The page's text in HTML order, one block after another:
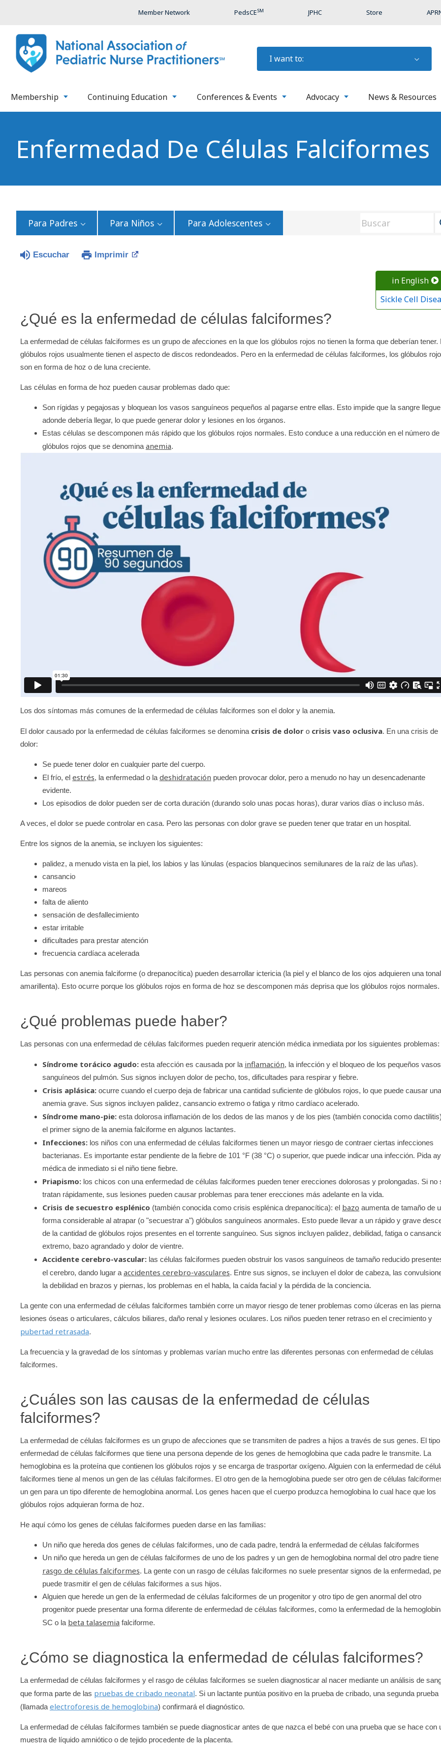
Member Network PedsCESM JPHC Store
I want to:
Membership Continuing Education Conferences & Events Advocacy News & Resources
Enfermedad De Células Falciformes
Para Padres Para Niños Para Adolescentes
Escuchar Imprimir
in English
Sickle Cell
¿Qué es la enfermedad de células falciformes?
La enfermedad de células falciformes es un grupo de afecciones en la que los glóbulos rojos no tienen la forma que deberían tener.
glóbulos rojos usualmente tienen el aspecto de discos redondeados. Pero en la enfermedad de células falciformes, los glóbulos
son en forma de hoz o de luna creciente.
Las células en forma de hoz pueden causar problemas dado que:
Son rígidas y pegajosas y bloquean los vasos sanguíneos pequeños al pagarse entre ellas. Esto impide que la sangre llegue
adonde debería llegar, lo que puede generar dolor y lesiones en los órganos.
Estas células se descomponen más rápido que los glóbulos rojos normales. Esto conduce a una reducción en el número de
glóbulos rojos que se denomina anemia.
Los dos síntomas más comunes de la enfermedad de células falciformes son el dolor y la anemia.
El dolor causado por la enfermedad de células falciformes se denomina crisis de dolor o crisis vaso oclusiva. En una crisis de
dolor:
Se puede tener dolor en cualquier parte del cuerpo.
El frío, el estrés, la enfermedad o la deshidratación pueden provocar dolor, pero a menudo no hay un desencadenante
evidente.
Los episodios de dolor pueden ser de corta duración (durando solo unas pocas horas), durar varios días o incluso más.
A veces, el dolor se puede controlar en casa. Pero las personas con dolor grave se pueden tener que tratar en un hospital.
Entre los signos de la anemia, se incluyen los siguientes:
palidez, a menudo vista en la piel, los labios y las lúnulas (espacios blanquecinos semilunares de la raíz de las uñas).
cansancio
mareos
falta de aliento
sensación de desfallecimiento
estar irritable
dificultades para prestar atención
frecuencia cardíaca acelerada
Las personas con anemia falciforme (o drepanocítica) pueden desarrollar ictericia (la piel y el blanco de los ojos adquieren una
amarillenta). Esto ocurre porque los glóbulos rojos en forma de hoz se descomponen más deprisa que los glóbulos rojos normales.
¿Qué problemas puede haber?
Las personas con una enfermedad de células falciformes pueden requerir atención médica inmediata por los siguientes problemas:
Síndrome torácico agudo: esta afección es causada por la inflamación, la infección y el bloqueo de los pequeños vasos
sanguíneos del pulmón. Sus signos incluyen dolor de pecho, tos, dificultades para respirar y fiebre.
Crisis aplásica: ocurre cuando el cuerpo deja de fabricar una cantidad suficiente de glóbulos rojos, lo que puede causar una
anemia grave. Sus signos incluyen palidez, cansancio extremo o fatiga y ritmo cardíaco acelerado.
Síndrome mano-pie: esta dolorosa inflamación de los dedos de las manos y de los pies (también conocida como
el primer signo de la anemia falciforme en algunos lactantes.
Infecciones: los niños con una enfermedad de células falciformes tienen un mayor riesgo de contraer ciertas infecciones
bacterianas. Es importante estar pendiente de la fiebre de 101 °F (38 °C) o superior, que puede indicar una infección. Pida
médica de inmediato si el niño tiene fiebre.
Priapismo: los chicos con una enfermedad de células falciformes pueden tener erecciones dolorosas y prolongadas. Si no
tratan rápidamente, sus lesiones pueden causar problemas para tener erecciones más adelante en la vida.
Crisis de secuestro esplénico (también conocida como crisis esplénica drepanocítica): el bazo aumenta de tamaño de
forma considerable al atrapar (o "secuestrar a") glóbulos sanguíneos anormales. Esto puede llevar a un rápido y grave
de la cantidad de glóbulos rojos presentes en el torrente sanguíneo. Sus signos incluyen palidez, debilidad, fatiga o
extremo, bazo agrandado y dolor de vientre.
Accidente cerebro-vascular: las células falciformes pueden obstruir los vasos sanguíneos de tamaño reducido
el cerebro, dando lugar a accidentes cerebro-vasculares. Entre sus signos, se incluyen el dolor de cabeza, las
la debilidad en brazos y piernas, los problemas en el habla, la caída facial y la pérdida de la conciencia.
La gente con una enfermedad de células falciformes también corre un mayor riesgo de tener problemas como úlceras en las
lesiones óseas o articulares, cálculos biliares, daño renal y lesiones oculares. Los niños pueden tener retraso en el crecimiento y
pubertad retrasada.
La frecuencia y la gravedad de los síntomas y problemas varían mucho entre las diferentes personas con enfermedad de células
falciformes.
¿Cuáles son las causas de la enfermedad de células
falciformes?
La enfermedad de células falciformes es un grupo de afecciones que se transmiten de padres a hijos a través de sus genes. El
enfermedad de células falciformes que tiene una persona depende de los genes de hemoglobina que cada padre le transmite. La
hemoglobina es la proteína que contienen los glóbulos rojos y se encarga de trasportar oxígeno. Alguien con la enfermedad de
falciformes tiene al menos un gen de las células falciformes. El otro gen de la hemoglobina puede ser otro gen de células
un gen para un tipo diferente de hemoglobina anormal. Los genes hacen que el cuerpo produzca hemoglobina lo cual hace que los
glóbulos rojos adquieran forma de hoz.
He aquí cómo los genes de células falciformes pueden darse en las familias:
Un niño que hereda dos genes de células falciformes, uno de cada padre, tendrá la enfermedad de células falciformes
Un niño que hereda un gen de células falciformes de uno de los padres y un gen de hemoglobina normal del otro padre tiene
rasgo de células falciformes. La gente con un rasgo de células falciformes no suele presentar signos de la enfermedad,
puede trasmitir el gen de células falciformes a sus hijos.
Alguien que herede un gen de la enfermedad de células falciformes de un progenitor y otro tipo de gen anormal del otro
progenitor puede presentar una forma diferente de enfermedad de células falciformes, como la enfermedad de la
SC o la beta talasemia falciforme.
¿Cómo se diagnostica la enfermedad de células falciformes?
La enfermedad de células falciformes y el rasgo de células falciformes se suelen diagnosticar al nacer mediante un análisis de
que forma parte de las pruebas de cribado neonatal. Si un lactante puntúa positivo en la prueba de cribado, una segunda prueba
(llamada electroforesis de hemoglobina) confirmará el diagnóstico.
La enfermedad de células falciformes también se puede diagnosticar antes de que nazca el bebé con una prueba que se hace con
muestra de líquido amniótico o de tejido procedente de la placenta.